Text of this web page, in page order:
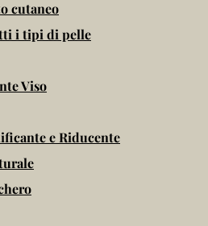
cutaneo
i tipi di pelle
Viso
e Riducente